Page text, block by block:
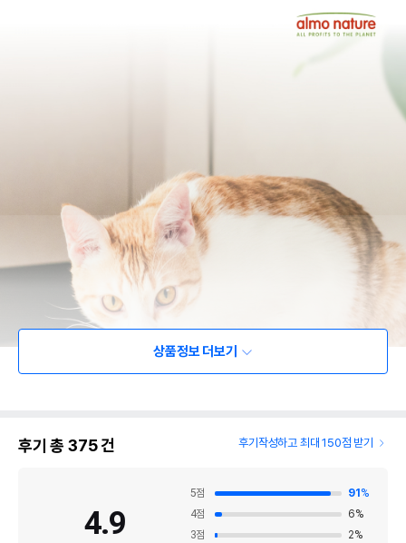
상품정보 더보기
후기 총 375건 후기작성하고 최대 150점 받기
4.9
5점 91 %
4점 6%
3점 2%